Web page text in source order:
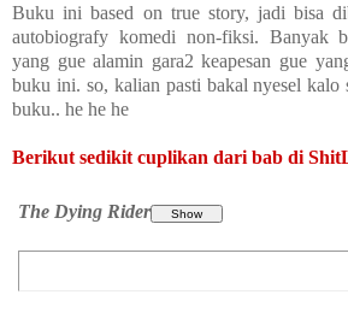
Buku ini based on true story, jadi bisa
autobiografy komedi non-fiksi. Banyak
yang gue alamin gara2 keapesan gue
buku ini. so, kalian pasti bakal nyesel kalo
buku.. he he he
Berikut sedikit cuplikan dari bab di
The Dying Rider